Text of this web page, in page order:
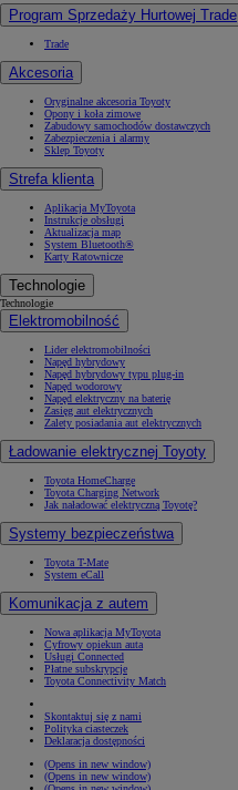
Program Sprzedaży Hurtowej Trade
Trade
Akcesoria
Oryginalne akcesoria Toyoty
Opony i koła zimowe
Zabudowy samochodów dostawczych
Zabezpieczenia i alarmy
Sklep Toyoty
Strefa klienta
Aplikacja MyToyota
Instrukcje obsługi
Aktualizacja map
System Bluetooth®
Karty Ratownicze
Technologie
Technologie
Elektromobilność
Lider elektromobilności
Napęd hybrydowy
Napęd hybrydowy typu plug-in
Napęd wodorowy
Napęd elektryczny na baterię
Zasięg aut elektrycznych
Zalety posiadania aut elektrycznych
Ładowanie elektrycznej Toyoty
Toyota HomeCharge
Toyota Charging Network
Jak naładować elektryczną Toyotę?
Systemy bezpieczeństwa
Toyota T-Mate
System eCall
Komunikacja z autem
Nowa aplikacja MyToyota
Cyfrowy opiekun auta
Usługi Connected
Płatne subskrypcje
Toyota Connectivity Match
Skontaktuj się z nami
Polityka ciasteczek
Deklaracja dostępności
(Opens in new window)
(Opens in new window)